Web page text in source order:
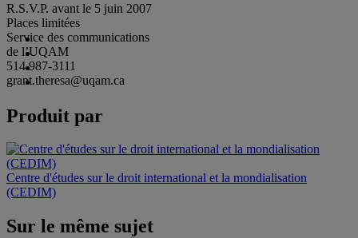
R.S.V.P. avant le 5 juin 2007
Places limitées
Service des communications
de l’UQAM
514 987-3111
grant.theresa@uqam.ca
Produit par
Centre d'études sur le droit international et la mondialisation
(CEDIM)
Sur le même sujet